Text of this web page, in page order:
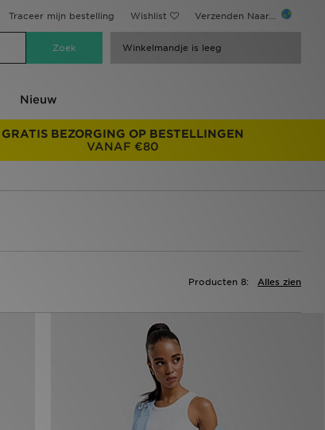
Traceer mijn bestelling Wishlist Verzenden Naar...
Winkelmandje is leeg
Nieuw
GRATIS BEZORGING OP BESTELLINGEN
VANAF €80
Alles zien
Producten 8: